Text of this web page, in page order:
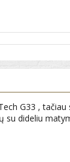
G33 ,
dideliu